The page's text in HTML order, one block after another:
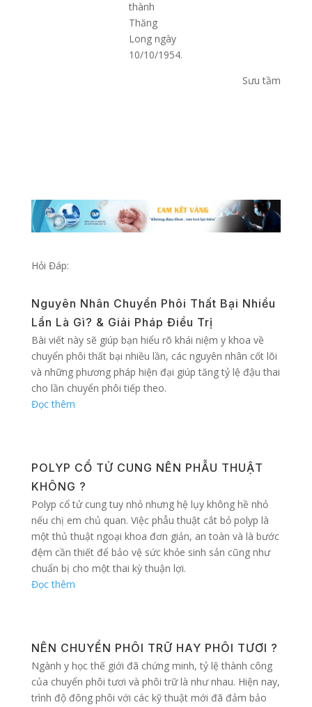
thành
Thăng
Long ngày
10/10/1954.
Sưu tầm
Hỏi Đáp:
Nguyên Nhân Chuyển Phôi Thất Bại Nhiều
Lần Là Gì? & Giải Pháp Điều Trị
Bài viết này sẽ giúp bạn hiểu rõ khái niệm y khoa về
chuyển phôi thất bại nhiều lần, các nguyên nhân cốt lõi
và những phương pháp hiện đại giúp tăng tỷ lệ đậu thai
cho lần chuyển phôi tiếp theo.
Đọc thêm
POLYP CỔ TỬ CUNG NÊN PHẪU THUẬT
KHÔNG ?
Polyp cổ tử cung tuy nhỏ nhưng hệ lụy không hề nhỏ
nếu chị em chủ quan. Việc phẫu thuật cắt bỏ polyp là
một thủ thuật ngoại khoa đơn giản, an toàn và là bước
đệm cần thiết để bảo vệ sức khỏe sinh sản cũng như
chuẩn bị cho một thai kỳ thuận lợi.
Đọc thêm
NÊN CHUYỂN PHÔI TRỮ HAY PHÔI TƯƠI ?
Ngành y học thế giới đã chứng minh, tỷ lệ thành công
của chuyển phôi tươi và phôi trữ là như nhau. Hiện nay,
trình độ đông phôi với các kỹ thuật mới đã đảm bảo